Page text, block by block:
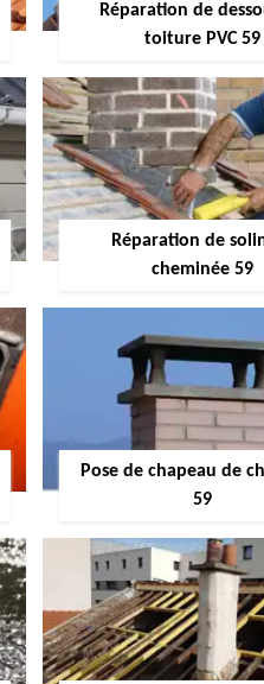
Réparation de
toiture PVC 59
Réparation de
cheminée 59
Pose de chapeau de
59